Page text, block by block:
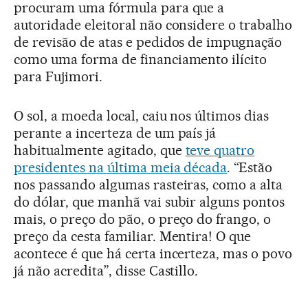
procuram uma fórmula para que a
autoridade eleitoral não considere o trabalho
de revisão de atas e pedidos de impugnação
como uma forma de financiamento ilícito
para Fujimori.
O sol, a moeda local, caiu nos últimos dias
perante a incerteza de um país já
habitualmente agitado, que teve quatro
presidentes na última meia década. “Estão
nos passando algumas rasteiras, como a alta
do dólar, que manhã vai subir alguns pontos
mais, o preço do pão, o preço do frango, o
preço da cesta familiar. Mentira! O que
acontece é que há certa incerteza, mas o povo
já não acredita”, disse Castillo.